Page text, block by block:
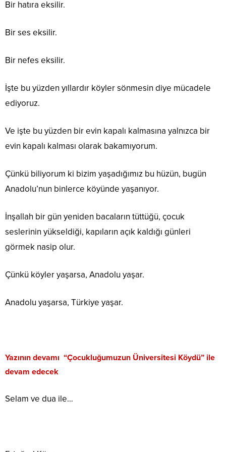
Bir hatıra eksilir.
Bir ses eksilir.
Bir nefes eksilir.
İşte bu yüzden yıllardır köyler sönmesin diye mücadele
ediyoruz.
Ve işte bu yüzden bir evin kapalı kalmasına yalnızca bir
evin kapalı kalması olarak bakamıyorum.
Çünkü biliyorum ki bizim yaşadığımız bu hüzün, bugün
Anadolu’nun binlerce köyünde yaşanıyor.
İnşallah bir gün yeniden bacaların tüttüğü, çocuk
seslerinin yükseldiği, kapıların açık kaldığı günleri
görmek nasip olur.
Çünkü köyler yaşarsa, Anadolu yaşar.
Anadolu yaşarsa, Türkiye yaşar.
Yazının devamı “Çocukluğumuzun Üniversitesi Köydü” ile
devam edecek
Selam ve dua ile…